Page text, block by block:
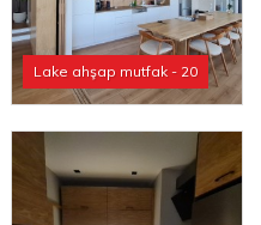
Lake ahşap mutfak - 20